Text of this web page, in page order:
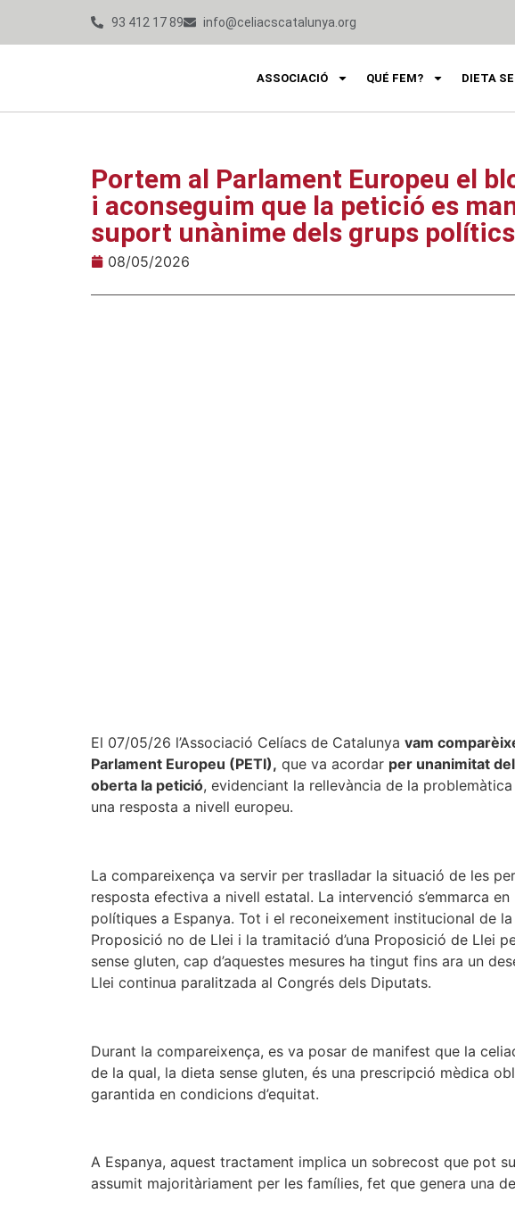
93 412 17 89 info@celiacscatalunya.org
ASSOCIACIÓ QUÉ FEM? DIETA
Portem al Parlament Europeu el
i aconseguim que la petició es
suport unànime dels grups polítics
08/05/2026
El 07/05/26 l’Associació Celíacs de Catalunya vam
Parlament Europeu (PETI), que va acordar per unanimitat
oberta la petició, evidenciant la rellevància de la
una resposta a nivell europeu.
La compareixença va servir per traslladar la situació de les
resposta efectiva a nivell estatal. La intervenció s’emmarca
polítiques a Espanya. Tot i el reconeixement institucional de la
Proposició no de Llei i la tramitació d’una Proposició de Llei
sense gluten, cap d’aquestes mesures ha tingut fins ara un
Llei continua paralitzada al Congrés dels Diputats.
Durant la compareixença, es va posar de manifest que la
de la qual, la dieta sense gluten, és una prescripció mèdica
garantida en condicions d’equitat.
A Espanya, aquest tractament implica un sobrecost que pot
assumit majoritàriament per les famílies, fet que genera una